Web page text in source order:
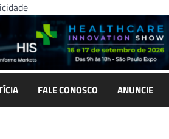
FALE CONOSCO ANUNCIE